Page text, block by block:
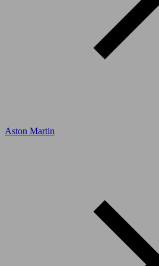
Aston Martin